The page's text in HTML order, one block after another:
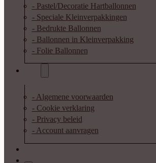
- Pastel/Decoratie Hartballonnen
- Speciale Kleinverpakkingen
- Bedrukte Ballonnen
- Ballonnen in Kleinverpakking
- Folie Ballonnen
- Algemene voorwaarden
- Cookie verklaring
- Privacy beleid
- Account aanvragen